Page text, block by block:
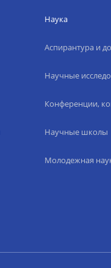
Наука
Аспирантура и
Научные
Конференции,
Научные школы
Молодежная